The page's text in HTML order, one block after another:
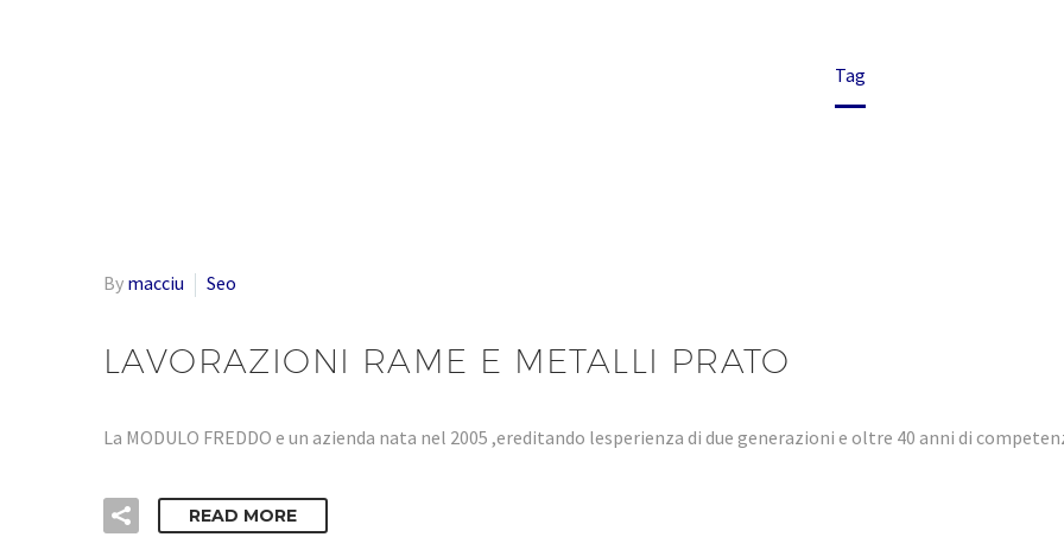
Tag
By macciu Seo
LAVORAZIONI RAME E METALLI PRATO
La MODULO FREDDO e un azienda nata nel 2005 ,ereditando lesperienza di due generazioni e oltre 40 anni di
READ MORE